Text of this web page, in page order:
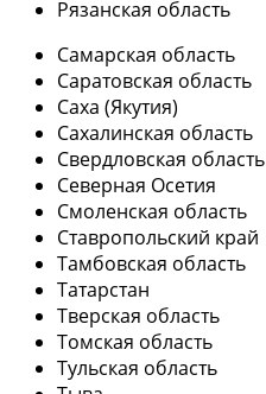
Рязанская область
Самарская область
Саратовская область
Саха (Якутия)
Сахалинская область
Свердловская область
Северная Осетия
Смоленская область
Ставропольский край
Тамбовская область
Татарстан
Тверская область
Томская область
Тульская область